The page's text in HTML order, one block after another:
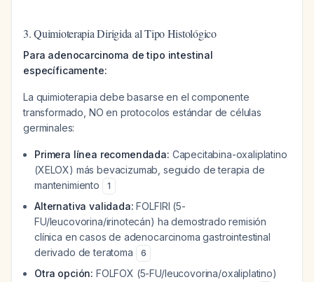
3. Quimioterapia Dirigida al Tipo Histológico
Para adenocarcinoma de tipo intestinal
específicamente:
La quimioterapia debe basarse en el componente
transformado, NO en protocolos estándar de células
germinales:
Primera línea recomendada: Capecitabina-oxaliplatino
(XELOX) más bevacizumab, seguido de terapia de
mantenimiento
1
Alternativa validada: FOLFIRI (5-
FU/leucovorina/irinotecán) ha demostrado remisión
clínica en casos de adenocarcinoma gastrointestinal
derivado de teratoma
6
Otra opción: FOLFOX (5-FU/leucovorina/oxaliplatino)